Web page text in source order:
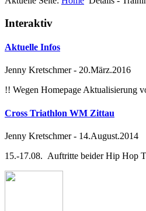
Interaktiv
Aktuelle Infos
Jenny Kretschmer- 20.März.2016
!! Wegen Homepage Aktualisierung
Cross Triathlon WM Zittau
Jenny Kretschmer- 14.August.2014
15.-17.08. Auftritte beider Hip Hop